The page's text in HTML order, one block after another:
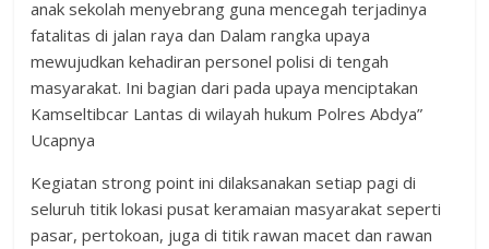
anak sekolah menyebrang guna mencegah terjadinya
fatalitas di jalan raya dan Dalam rangka upaya
mewujudkan kehadiran personel polisi di tengah
masyarakat. Ini bagian dari pada upaya menciptakan
Kamseltibcar Lantas di wilayah hukum Polres Abdya”
Ucapnya
Kegiatan strong point ini dilaksanakan setiap pagi di
seluruh titik lokasi pusat keramaian masyarakat seperti
pasar, pertokoan, juga di titik rawan macet dan rawan